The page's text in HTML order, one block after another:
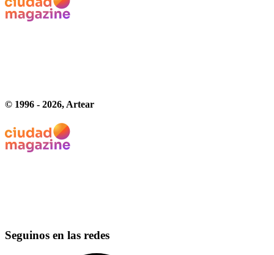
© 1996 - 2026, Artear
Seguinos en las redes